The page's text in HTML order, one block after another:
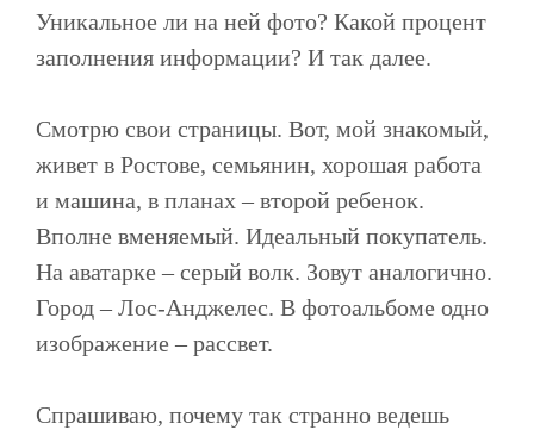
Услуги
Корпоративный сайт
Интернет-магазин
Администрирование сайтов
Web-дизайн
Реклама
Контекстная реклама
Таргетированная реклама
Уникальное ли на ней фото? Какой процент
заполнения информации? И так далее.
Смотрю свои страницы. Вот, мой знакомый,
живет в Ростове, семьянин, хорошая работа
и машина, в планах – второй ребенок.
Вполне вменяемый. Идеальный покупатель.
На аватарке – серый волк. Зовут аналогично.
Город – Лос-Анджелес. В фотоальбоме одно
изображение – рассвет.
Спрашиваю, почему так странно ведешь